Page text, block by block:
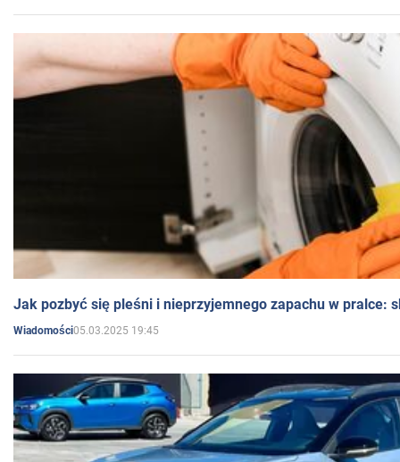
Jak pozbyć się pleśni i nieprzyjemnego zapachu w pralce:
Wiadomości05.03.2025 19:45